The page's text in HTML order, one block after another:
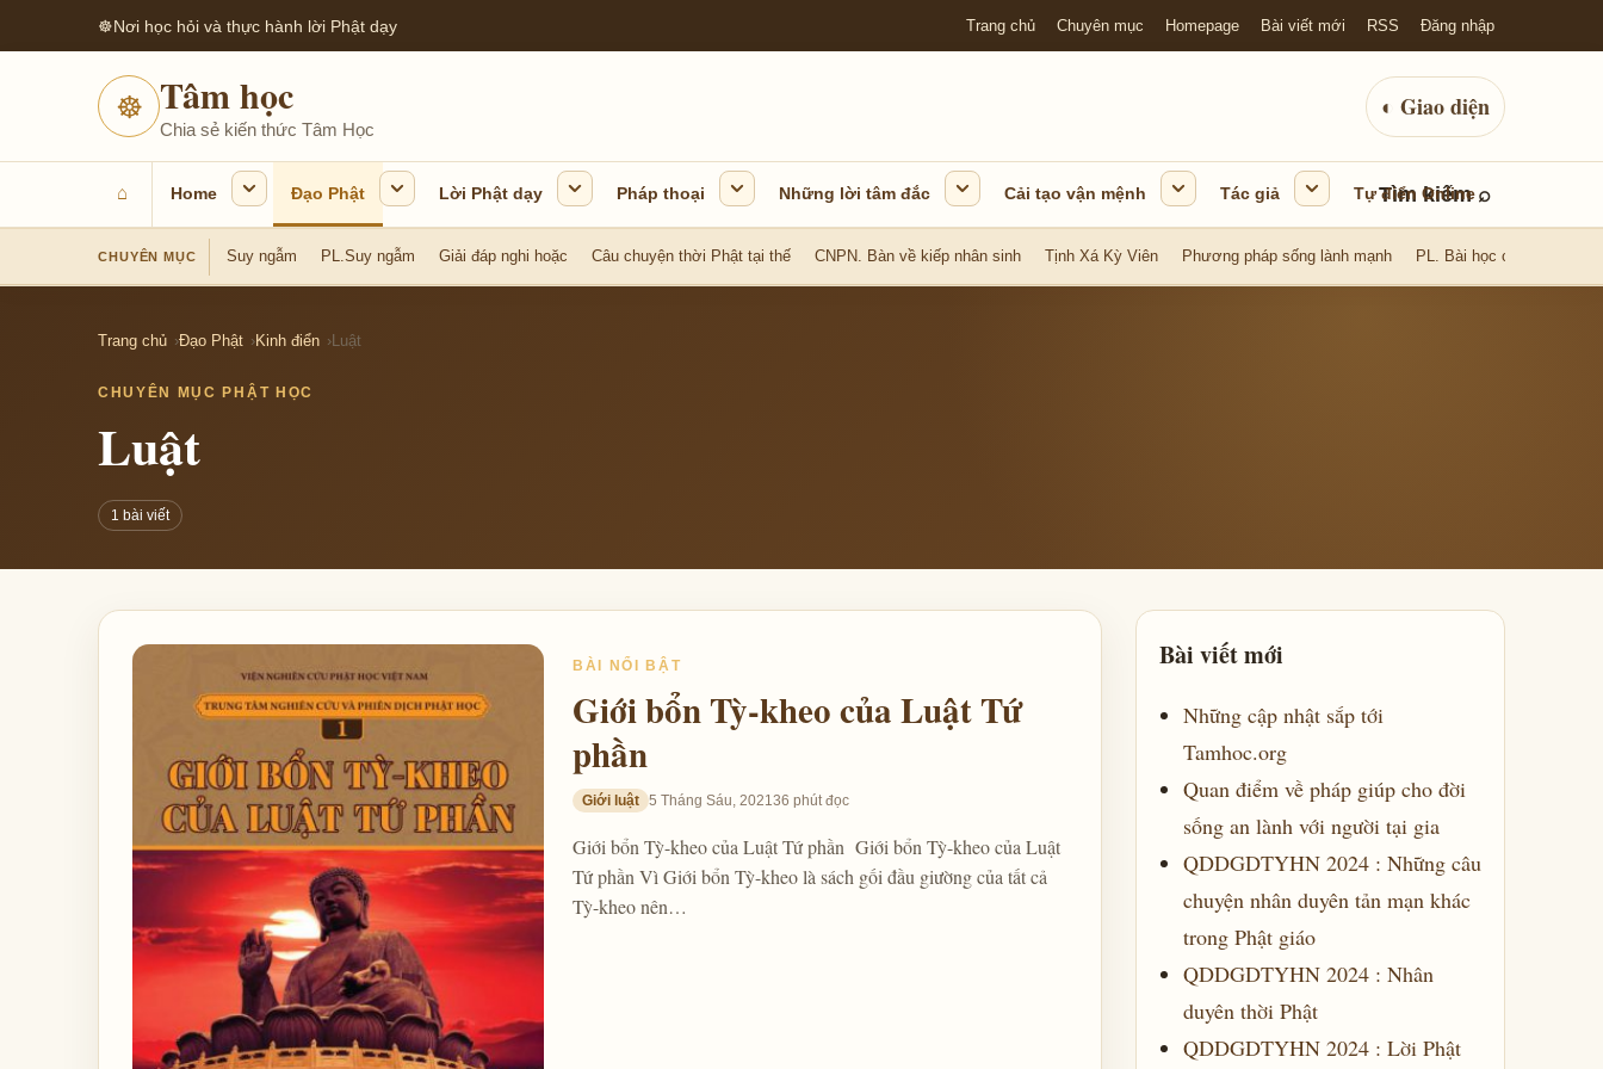
☸Nơi học hỏi và thực hành lời Phật dạy Trang chủ Chuyên mục Homepage Bài viết mới RSS Đăng nhập
☸ Tâm học
Chia sẻ kiến thức Tâm Học
◐ Giao diện
⌂ Home Đạo Phật Lời Phật dạy Pháp thoại Những lời tâm đắc Cải tạo vận mệnh Tác giả Tự điển Online
Tìm kiếm⌕
CHUYÊN MỤC Suy ngẫm PL.Suy ngẫm Giải đáp nghi hoặc Câu chuyện thời Phật tại thế CNPN. Bàn về kiếp nhân sinh Tịnh Xá Kỳ Viên Phương pháp sống lành mạnh PL. Bài học cuộc sống
Trang chủ Đạo Phật Kinh điển Luật
CHUYÊN MỤC PHẬT HỌC
Luật
1 bài viết
BÀI NỔI BẬT
Giới bổn Tỳ-kheo của Luật Tứ
phần
Giới luật 5 Tháng Sáu, 202136 phút đọc
Giới bổn Tỳ-kheo của Luật Tứ phần Giới bổn Tỳ-kheo của Luật
Tứ phần Vì Giới bổn Tỳ-kheo là sách gối đầu giường của tất cả
Tỳ-kheo nên…
Bài viết mới
Những cập nhật sắp tới
Tamhoc.org
Quan điểm về pháp giúp cho đời
sống an lành với người tại gia
QDDGDTYHN 2024 : Những câu
chuyện nhân duyên tản mạn khác
trong Phật giáo
QDDGDTYHN 2024 : Nhân
duyên thời Phật
QDDGDTYHN 2024 : Lời Phật